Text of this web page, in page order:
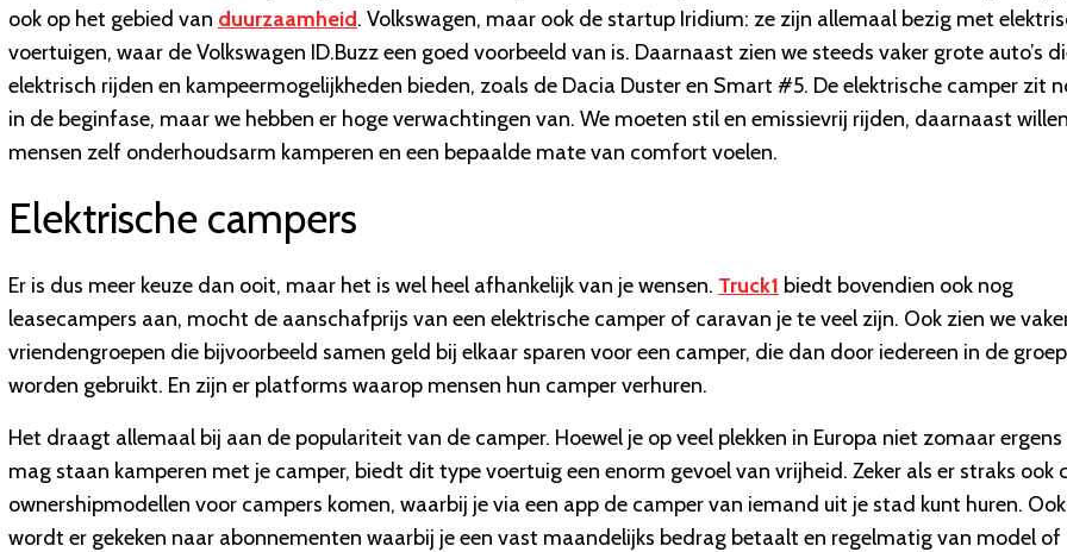
ook op het gebied van duurzaamheid. Volkswagen, maar ook de startup Iridium: ze zijn allemaal bezig met
voertuigen, waar de Volkswagen ID.Buzz een goed voorbeeld van is. Daarnaast zien we steeds vaker grote auto’s
elektrisch rijden en kampeermogelijkheden bieden, zoals de Dacia Duster en Smart #5. De elektrische camper zit
in de beginfase, maar we hebben er hoge verwachtingen van. We moeten stil en emissievrij rijden, daarnaast
mensen zelf onderhoudsarm kamperen en een bepaalde mate van comfort voelen.
Elektrische campers
Er is dus meer keuze dan ooit, maar het is wel heel afhankelijk van je wensen. Truck1 biedt bovendien ook nog
leasecampers aan, mocht de aanschafprijs van een elektrische camper of caravan je te veel zijn. Ook zien we
vriendengroepen die bijvoorbeeld samen geld bij elkaar sparen voor een camper, die dan door iedereen in de
worden gebruikt. En zijn er platforms waarop mensen hun camper verhuren.
Het draagt allemaal bij aan de populariteit van de camper. Hoewel je op veel plekken in Europa niet zomaar ergens
mag staan kamperen met je camper, biedt dit type voertuig een enorm gevoel van vrijheid. Zeker als er straks ook
ownershipmodellen voor campers komen, waarbij je via een app de camper van iemand uit je stad kunt huren. Ook
wordt er gekeken naar abonnementen waarbij je een vast maandelijks bedrag betaalt en regelmatig van model of